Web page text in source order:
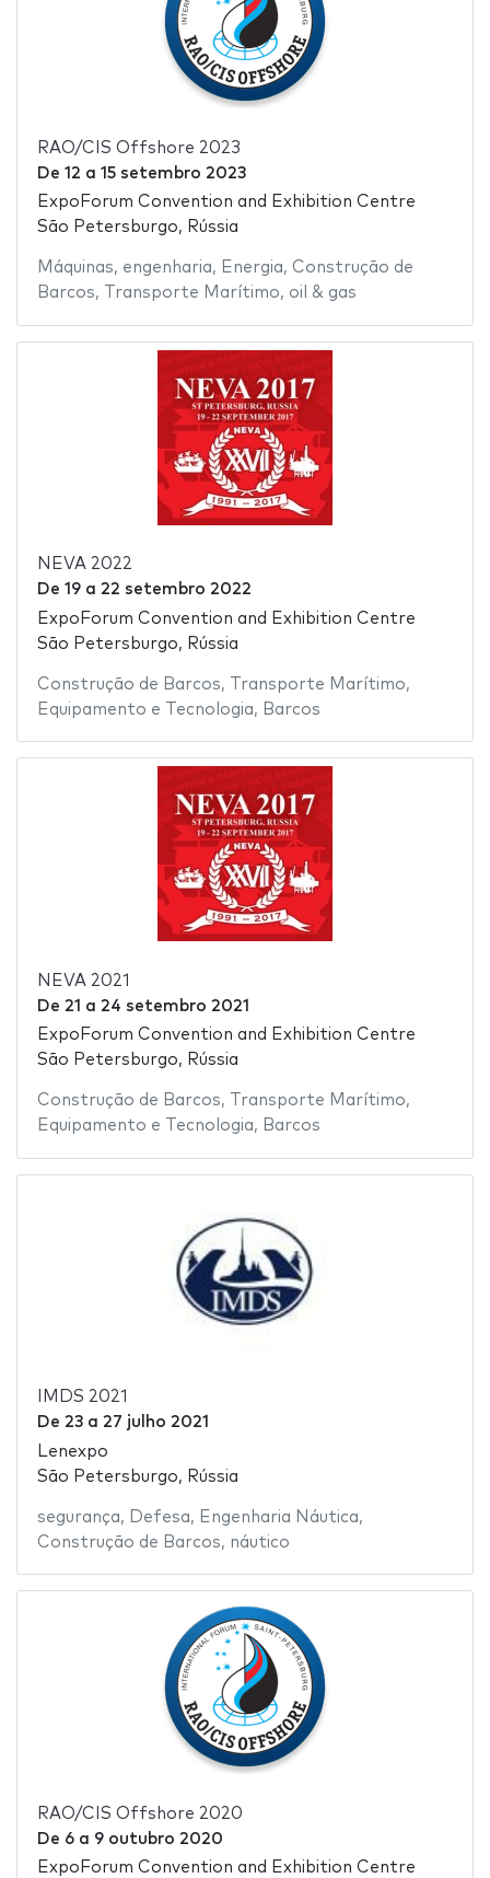
RAO/CIS Offshore 2023
De 12 a 15 setembro 2023
ExpoForum Convention and Exhibition Centre
São Petersburgo, Rússia
Máquinas, engenharia, Energia, Construção de
Barcos, Transporte Marítimo, oil & gas
NEVA 2022
De 19a 22 setembro 2022
ExpoForum Convention and Exhibition Centre
São Petersburgo, Rússia
Construção de Barcos, Transporte Marítimo,
Equipamento e Tecnologia, Barcos
NEVA 2021
De 21 a 24 setembro 2021
ExpoForum Convention and Exhibition Centre
São Petersburgo, Rússia
Construção de Barcos, Transporte Marítimo,
Equipamento e Tecnologia, Barcos
IMDS 2021
De 23a 27 julho 2021
Lenexpo
São Petersburgo, Rússia
segurança, Defesa, Engenharia Náutica,
Construção de Barcos, náutico
RAO/CIS Offshore 2020
De 6a 9 outubro 2020
ExpoForum Convention and Exhibition Centre